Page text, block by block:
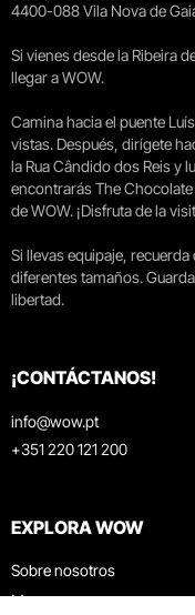
4400-088 Vila Nova de
Si vienes desde la Ribeira
llegar a WOW.
Camina hacia el puente
vistas. Después, dirígete
la Rua Cândido dos Reis y
encontrarás The
de WOW. ¡Disfruta de la
Si llevas equipaje,
diferentes tamaños.
libertad.
¡CONTÁCTANOS!
info@wow.pt
+351 220 121 200
EXPLORA WOW
Sobre nosotros
Museos